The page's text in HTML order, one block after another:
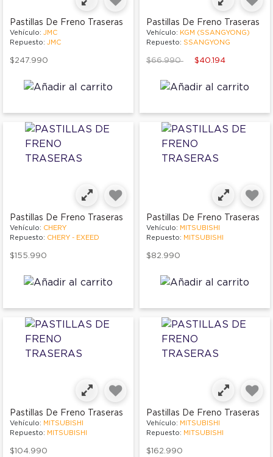
Pastillas De Freno Traseras
Vehículo: JMC
Repuesto: JMC
$247.990
Pastillas De Freno Traseras
Vehículo: KGM (SSANGYONG)
Repuesto: SSANGYONG
Price reduced from
$66.990to $40.194
Pastillas De Freno Traseras
Vehículo: CHERY
Repuesto: CHERY - EXEED
$155.990
Pastillas De Freno Traseras
Vehículo: MITSUBISHI
Repuesto: MITSUBISHI
$82.990
Pastillas De Freno Traseras
Vehículo: MITSUBISHI
Repuesto: MITSUBISHI
$104.990
Pastillas De Freno Traseras
Vehículo: MITSUBISHI
Repuesto: MITSUBISHI
$162.990